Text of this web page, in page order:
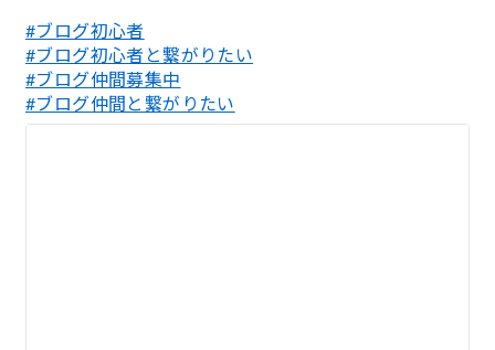
#ブログ初心者
#ブログ初心者と繋がりたい
#ブログ仲間募集中
#ブログ仲間と繋がりたい